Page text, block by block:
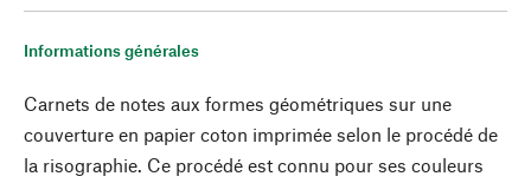
Informations générales
Carnets de notes aux formes géométriques sur une
couverture en papier coton imprimée selon le procédé de
la risographie. Ce procédé est connu pour ses couleurs